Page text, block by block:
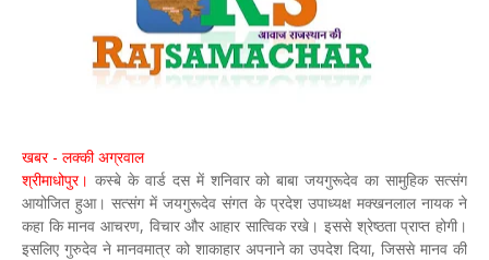
खबर - लक्की अग्रवाल
श्रीमाधोपुर। कस्बे के वार्ड दस में शनिवार को बाबा जयगुरूदेव का सामुहिक सत्संग
आयोजित हुआ। सत्संग में जयगुरूदेव संगत के प्रदेश उपाध्यक्ष मक्खनलाल नायक ने
कहा कि मानव आचरण, विचार और आहार सात्विक रखे। इससे श्रेष्ठता प्राप्त होगी।
इसलिए गुरुदेव ने मानवमात्र को शाकाहार अपनाने का उपदेश दिया, जिससे मानव की